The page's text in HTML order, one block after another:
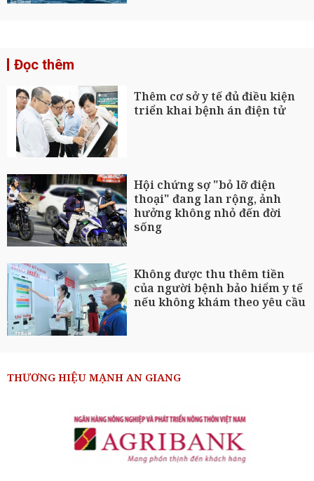
Đọc thêm
Thêm cơ sở y tế đủ điều kiện
triển khai bệnh án điện tử
Hội chứng sợ "bỏ lỡ điện
thoại" đang lan rộng, ảnh
hưởng không nhỏ đến đời
sống
Không được thu thêm tiền
của người bệnh bảo hiểm y tế
nếu không khám theo yêu cầu
THƯƠNG HIỆU MẠNH AN GIANG